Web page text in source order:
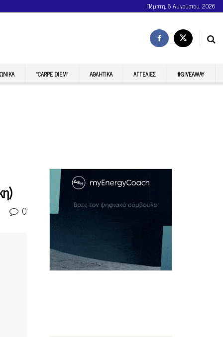
Πέμπτη, 6 Αυγούστου, 2026
“CARPE DIEM” ΑΘΛΗΤΙΚΆ ΑΓΓΕΛΊΕΣ #GIVEAWAY
0